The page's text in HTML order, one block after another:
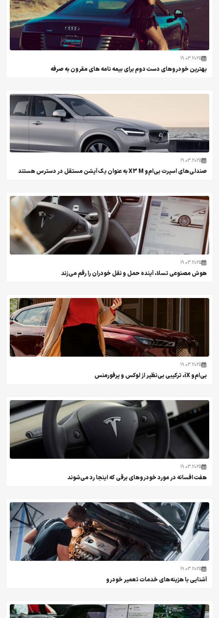
19.03.2025
بهترین خودروهای دست دوم برای بیمه نامه های مقرون به صرفه
19.03.2025
صندلی‌های اسپرت بی‌ام‌و X3 M به عنوان یک آپشن مستقل در دسترس هستند
19.03.2025
هوش مصنوعی تسلا، آینده حمل و نقل خودران را رقم می‌زند
19.03.2025
بی‌ام‌و iX، ترکیبی بی‌نظیر از لوکس و پرفورمنس
19.03.2025
هفت افسانه در مورد خودروهای برقی که اینجا رد می‌شوند
19.03.2025
آشنایی با هزینه‌های خدمات تعمیر خودرو